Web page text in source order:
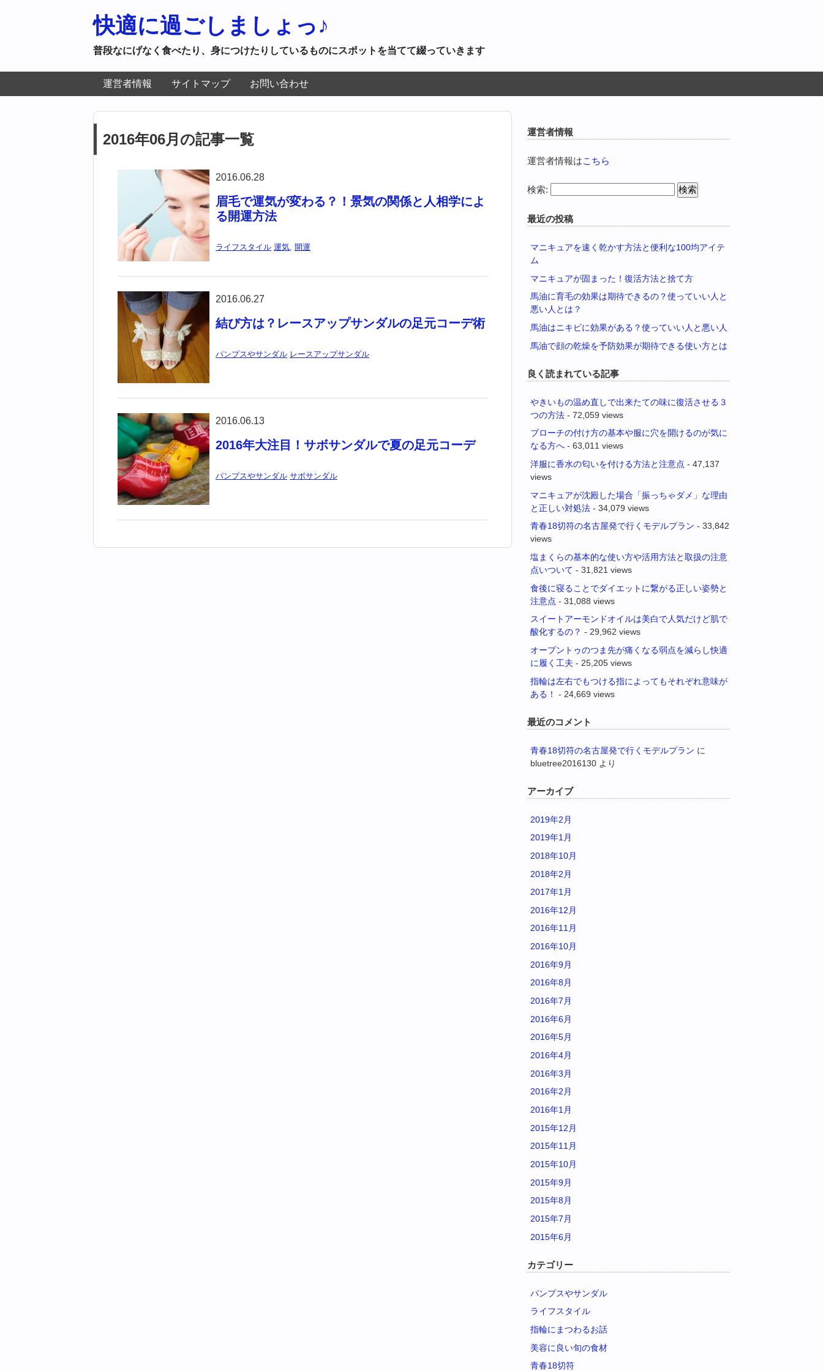
快適に過ごしましょっ♪
普段なにげなく食べたり、身につけたりしているものにスポットを当てて綴っていきます
運営者情報 サイトマップ お問い合わせ
2016年06月の記事一覧
2016.06.28
眉毛で運気が変わる？！景気の関係と人相学によ
る開運方法
ライフスタイル 運気, 開運
2016.06.27
結び方は？レースアップサンダルの足元コーデ術
パンプスやサンダル レースアップサンダル
2016.06.13
2016年大注目！サボサンダルで夏の足元コーデ
パンプスやサンダル サボサンダル
運営者情報
運営者情報はこちら
検索:
最近の投稿
マニキュアを速く乾かす方法と便利な100均アイテ
ム
マニキュアが固まった！復活方法と捨て方
馬油に育毛の効果は期待できるの？使っていい人と
悪い人とは？
馬油はニキビに効果がある？使っていい人と悪い人
馬油で顔の乾燥を予防効果が期待できる使い方とは
良く読まれている記事
やきいもの温め直しで出来たての味に復活させる３
つの方法 - 72,059 views
ブローチの付け方の基本や服に穴を開けるのが気に
なる方へ - 63,011 views
洋服に香水の匂いを付ける方法と注意点 - 47,137
views
マニキュアが沈殿した場合「振っちゃダメ」な理由
と正しい対処法 - 34,079 views
青春18切符の名古屋発で行くモデルプラン - 33,842
views
塩まくらの基本的な使い方や活用方法と取扱の注意
点いついて - 31,821 views
食後に寝ることでダイエットに繋がる正しい姿勢と
注意点 - 31,088 views
スイートアーモンドオイルは美白で人気だけど肌で
酸化するの？ - 29,962 views
オープントゥのつま先が痛くなる弱点を減らし快適
に履く工夫 - 25,205 views
指輪は左右でもつける指によってもそれぞれ意味が
ある！
- 24,669 views
最近のコメント
青春18切符の名古屋発で行くモデルプラン に
bluetree2016130 より
アーカイブ
2019年2月
2019年1月
2018年10月
2018年2月
2017年1月
2016年12月
2016年11月
2016年10月
2016年9月
2016年8月
2016年7月
2016年6月
2016年5月
2016年4月
2016年3月
2016年2月
2016年1月
2015年12月
2015年11月
2015年10月
2015年9月
2015年8月
2015年7月
2015年6月
カテゴリー
パンプスやサンダル
ライフスタイル
指輪にまつわるお話
美容に良い旬の食材
青春18切符